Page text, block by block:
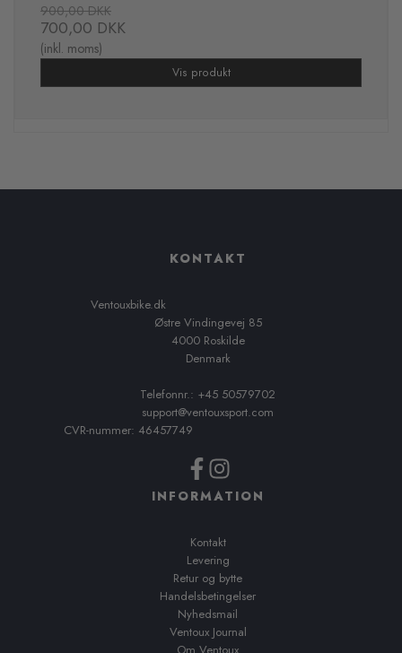
900,00 DKK
700,00 DKK
(inkl. moms)
Vis produkt
KONTAKT
Ventouxbike.dk
Østre Vindingevej 85
4000 Roskilde
Denmark
Telefonnr.: +45 50579702
support@ventouxsport.com
CVR-nummer: 46457749
INFORMATION
Kontakt
Levering
Retur og bytte
Handelsbetingelser
Nyhedsmail
Ventoux Journal